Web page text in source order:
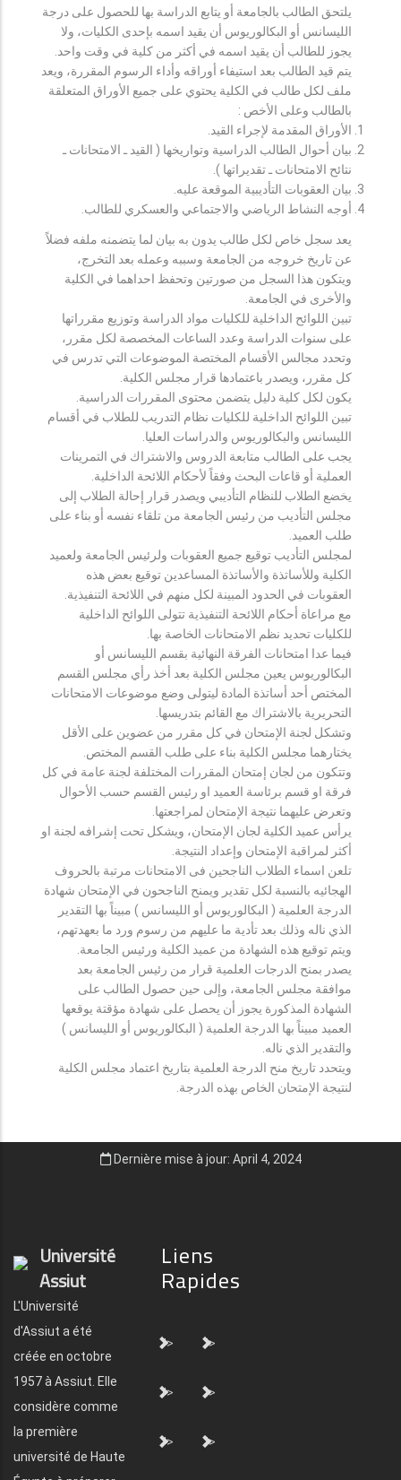
يلتحق الطالب بالجامعة أو يتابع الدراسة بها للحصول على درجة
الليسانس أو البكالوريوس أن يقيد اسمه بإحدى الكليات، ولا
يجوز للطالب أن يقيد اسمه في أكثر من كلية في وقت واحد.
يتم قيد الطالب بعد استيفاء أوراقه وأداء الرسوم المقررة، ويعد
ملف لكل طالب في الكلية يحتوي على جميع الأوراق المتعلقة
بالطالب وعلى الأخص :
الأوراق المقدمة لإجراء القيد.
بيان أحوال الطالب الدراسية وتواريخها ( القيد ـ الامتحانات ـ
نتائح الامتحانات ـ تقديراتها ).
بيان العقوبات التأديبية الموقعة عليه.
أوجه النشاط الرياضي والاجتماعي والعسكري للطالب.
يعد سجل خاص لكل طالب يدون به بيان لما يتضمنه ملفه فضلاً
عن تاريخ خروجه من الجامعة وسببه وعمله بعد التخرج،
ويتكون هذا السجل من صورتين وتحفظ احداهما في الكلية
والأخرى في الجامعة.
تبين اللوائح الداخلية للكليات مواد الدراسة وتوزيع مقرراتها
على سنوات الدراسة وعدد الساعات المخصصة لكل مقرر،
وتحدد مجالس الأقسام المختصة الموضوعات التي تدرس في
كل مقرر، ويصدر باعتمادها قرار مجلس الكلية.
يكون لكل كلية دليل يتضمن محتوى المقررات الدراسية.
تبين اللوائح الداخلية للكليات نظام التدريب للطلاب في أقسام
الليسانس والبكالوريوس والدراسات العليا.
يجب على الطالب متابعة الدروس والاشتراك في التمرينات
العملية أو قاعات البحث وفقاً لأحكام اللائحة الداخلية.
يخضع الطلاب للنظام التأديبي ويصدر قرار إحالة الطلاب إلى
مجلس التأديب من رئيس الجامعة من تلقاء نفسه أو بناء على
طلب العميد.
لمجلس التأديب توقيع جميع العقوبات ولرئيس الجامعة ولعميد
الكلية وللأساتذة والأساتذة المساعدين توقيع بعض هذه
العقوبات في الحدود المبينة لكل منهم في اللائحة التنفيذية.
مع مراعاة أحكام اللائحة التنفيذية تتولى اللوائح الداخلية
للكليات تحديد نظم الامتحانات الخاصة بها.
فيما عدا امتحانات الفرقة النهائية بقسم الليسانس أو
البكالوريوس يعين مجلس الكلية بعد أخذ رأي مجلس القسم
المختص أحد أساتذة المادة ليتولى وضع موضوعات الامتحانات
التحريرية بالاشتراك مع القائم بتدريسها.
وتشكل لجنة الإمتحان في كل مقرر من عضوين على الأقل
يختارهما مجلس الكلية بناء على طلب القسم المختص.
وتتكون من لجان إمتحان المقررات المختلفة لجنة عامة في كل
فرقة او قسم برئاسة العميد او رئيس القسم حسب الأحوال
وتعرض عليهما نتيجة الإمتحان لمراجعتها.
يرأس عميد الكلية لجان الإمتحان، ويشكل تحت إشرافه لجنة او
أكثر لمراقبة الإمتحان وإعداد النتيجة.
تلعن اسماء الطلاب الناجحين فى الامتحانات مرتبة بالحروف
الهجائيه بالنسبة لكل تقدير ويمنح الناجحون في الإمتحان شهادة
الدرجة العلمية ( البكالوريوس أو الليسانس ) مبيناً بها التقدير
الذي ناله وذلك بعد تأدية ما عليهم من رسوم ورد ما بعهدتهم،
ويتم توقيع هذه الشهادة من عميد الكلية ورئيس الجامعة.
يصدر بمنح الدرجات العلمية قرار من رئيس الجامعة بعد
موافقة مجلس الجامعة، وإلى حين حصول الطالب على
الشهادة المذكورة يجوز أن يحصل على شهادة مؤقتة يوقعها
العميد مبيناً بها الدرجة العلمية ( البكالوريوس أو الليسانس )
والتقدير الذي ناله.
ويتحدد تاريخ منح الدرجة العلمية بتاريخ اعتماد مجلس الكلية
لنتيجة الإمتحان الخاص بهذه الدرجة.
Dernière mise à jour: April 4, 2024
Université
Assiut
L'Université
d'Assiut a été
créée en octobre
1957 à Assiut. Elle
considère comme
la première
université de Haute
Liens
Rapides
"> ">
"> ">
"> ">